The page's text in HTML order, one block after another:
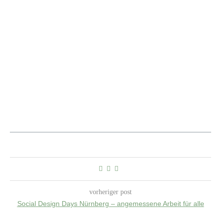
vorheriger post
Social Design Days Nürnberg – angemessene Arbeit für alle